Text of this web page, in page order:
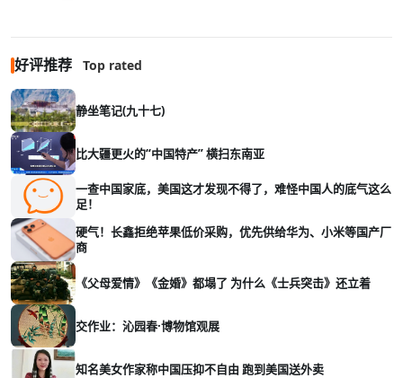
好评推荐 Top rated
静坐笔记(九十七)
比大疆更火的“中国特产” 横扫东南亚
一查中国家底，美国这才发现不得了，难怪中国人的底气这么
足！
硬气！长鑫拒绝苹果低价采购，优先供给华为、小米等国产厂
商
《父母爱情》《金婚》都塌了 为什么《士兵突击》还立着
交作业：沁园春·博物馆观展
知名美女作家称中国压抑不自由 跑到美国送外卖